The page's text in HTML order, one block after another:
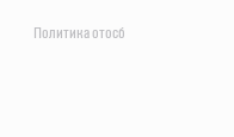
Политика отосб